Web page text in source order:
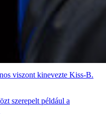
viszont kinevezte Kiss-B.
szerepelt például a